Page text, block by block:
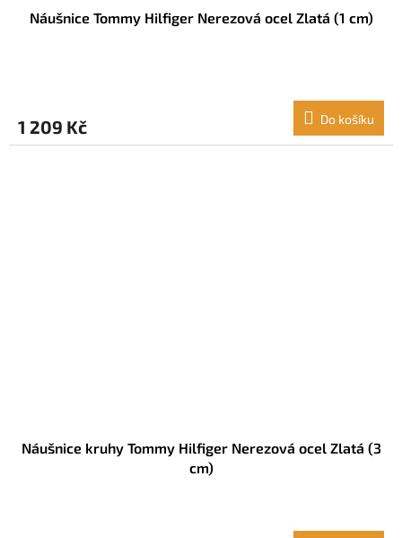
Náušnice Tommy Hilfiger Nerezová ocel Zlatá (1 cm)
1 209 Kč Do košíku
Náušnice kruhy Tommy Hilfiger Nerezová ocel Zlatá (3
cm)